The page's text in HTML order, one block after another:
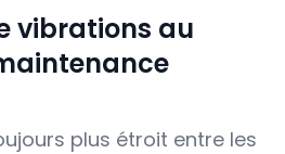
vibrations au
plus étroit entre les